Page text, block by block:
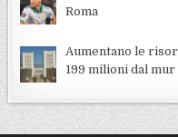
Roma
Aumentano le
199 milioni dal mur